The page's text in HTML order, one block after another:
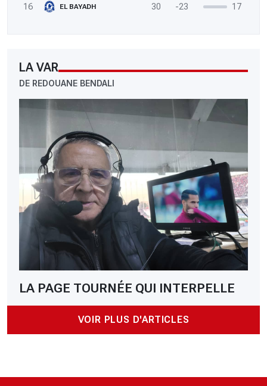
16
EL BAYADH 30 -23 17
LA VAR
DE REDOUANE BENDALI
LA PAGE TOURNÉE QUI INTERPELLE
VOIR PLUS D'ARTICLES